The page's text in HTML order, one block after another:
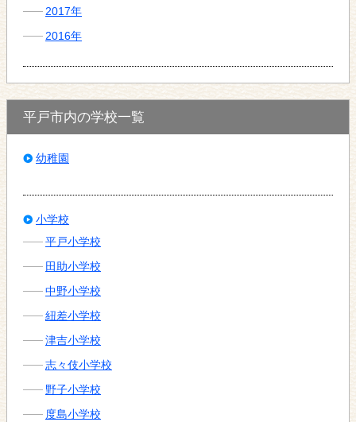
2017年
2016年
平戸市内の学校一覧
幼稚園
小学校
平戸小学校
田助小学校
中野小学校
紐差小学校
津吉小学校
志々伎小学校
野子小学校
度島小学校